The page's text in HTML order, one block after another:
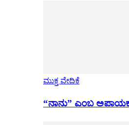
ಮುಕ್ತ ವೇದಿಕೆ
“ನಾನು” ಎಂಬ